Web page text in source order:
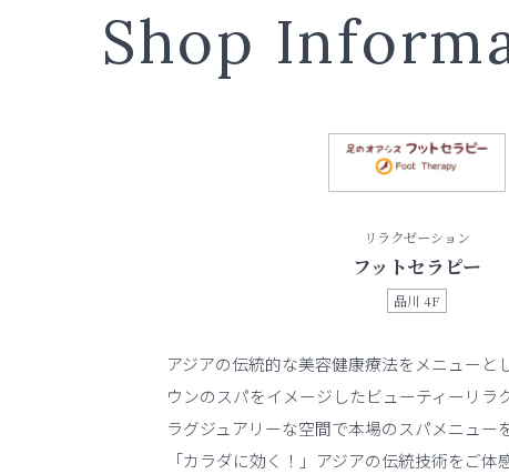
Shop
リラクゼーション
フットセラピー
品川 4F
アジアの伝統的な美容健康療法をメニューと
ウンのスパをイメージしたビューティーリラ
ラグジュアリーな空間で本場のスパメニュー
「カラダに効く！」アジアの伝統技術をご体